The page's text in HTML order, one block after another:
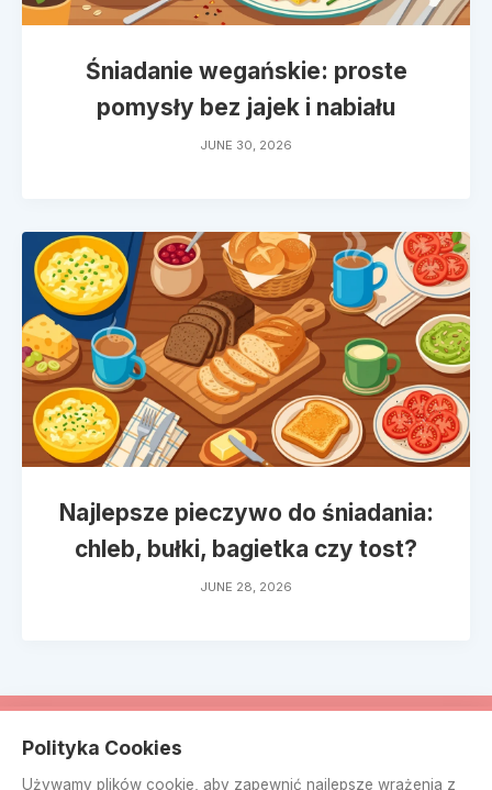
Śniadanie wegańskie: proste
pomysły bez jajek i nabiału
JUNE 30, 2026
Najlepsze pieczywo do śniadania:
chleb, bułki, bagietka czy tost?
JUNE 28, 2026
© dicafedeli.pl 2026
Odmowa odpowiedzialności: Treści publikowane na stronie
Polityka Cookies
Używamy plików cookie, aby zapewnić najlepsze wrażenia z